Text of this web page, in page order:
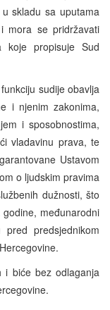
skladu sa uputama
mora se pridržavati
koje propisuje Sud
sudije obavlja
i njenim zakonima,
i sposobnostima,
vladavinu prava, te
Ustavom
o ljudskim pravima
dužnosti, što
međunarodni
predsjednikom
bez odlaganja